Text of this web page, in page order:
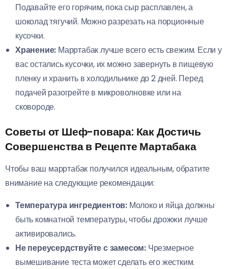
Подавайте его горячим, пока сыр расплавлен, а
шоколад тягучий. Можно разрезать на порционные
кусочки.
Хранение: Марртабак лучше всего есть свежим. Если у
вас остались кусочки, их можно завернуть в пищевую
пленку и хранить в холодильнике до 2 дней. Перед
подачей разогрейте в микроволновке или на
сковороде.
Советы от Шеф-повара: Как Достичь
Совершенства в Рецепте Мартабака
Чтобы ваш марртабак получился идеальным, обратите
внимание на следующие рекомендации:
Температура ингредиентов: Молоко и яйца должны
быть комнатной температуры, чтобы дрожжи лучше
активировались.
Не переусердствуйте с замесом: Чрезмерное
вымешивание теста может сделать его жестким.